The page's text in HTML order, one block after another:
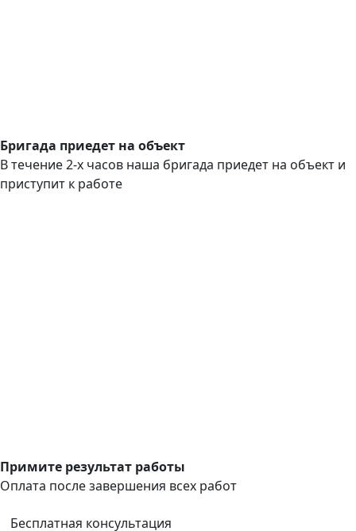
Бригада приедет на объект
В течение 2-х часов наша бригада приедет на объект и
приступит к работе
Примите результат работы
Оплата после завершения всех работ
Бесплатная консультация